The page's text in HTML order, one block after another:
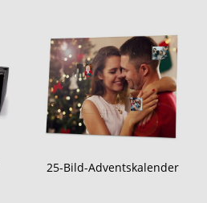
25-Bild-Adventskalender